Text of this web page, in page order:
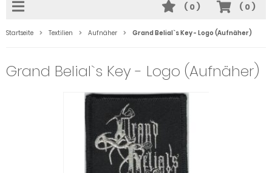
( 0)
( 0)
Startseite Textilien Aufnäher Grand Belial`s Key - Logo (Aufnäher)
Grand Belial`s Key - Logo (Aufnäher)